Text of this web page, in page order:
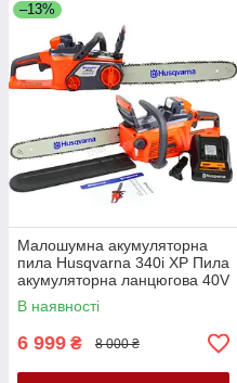
–13%
Малошумна акумуляторна
пила Husqvarna 340i XP Пила
акумуляторна ланцюгова 40V
Пила Хускварна шина 40 см
В наявності
6 999 ₴ 8 000 ₴